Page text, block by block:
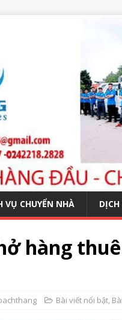
VỤ CHUYỂN NHÀ
hàng
Bài viết nổi bật,